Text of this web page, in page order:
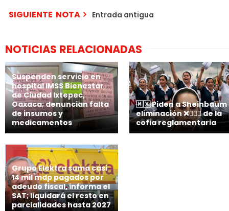
SIGUIENTE NOTA Entrada antigua
NOTICIAS RELACIONADAS
Suspenden servicio en
hospital IMSS Bienestar
de Ciudad Ixtepec,
Oaxaca; denuncian falta
de insumos y
medicamentos
🇲🇽 Piden a Sheinbaum
eliminación ❌👩🏻‍⚕️ de la
cofia reglamentaria
Grupo Elektra suma casi
14 mil mdp pagados por
adeudo fiscal, informa el
SAT; liquidará el resto en
parcialidades hasta 2027